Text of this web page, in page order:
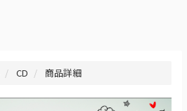
CD 商品詳細